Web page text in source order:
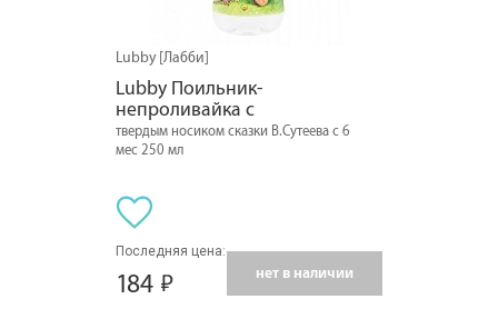
Lubby [Лабби]
Lubby Поильник-
непроливайка с
твердым носиком сказки В.Сутеева с 6
мес 250 мл
Последняя цена:
184 нет в наличии